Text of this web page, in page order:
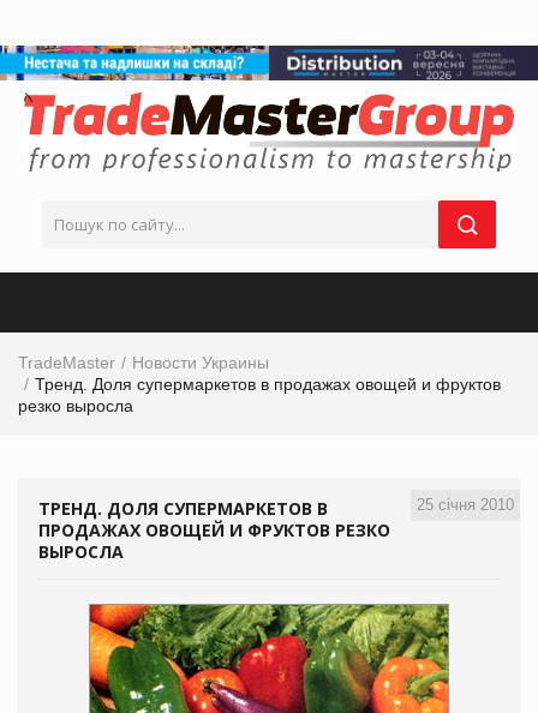
TradeMaster
Новости Украины
Тренд. Доля супермаркетов в продажах овощей и фруктов
резко выросла
25 січня 2010
ТРЕНД. ДОЛЯ СУПЕРМАРКЕТОВ В
ПРОДАЖАХ ОВОЩЕЙ И ФРУКТОВ РЕЗКО
ВЫРОСЛА